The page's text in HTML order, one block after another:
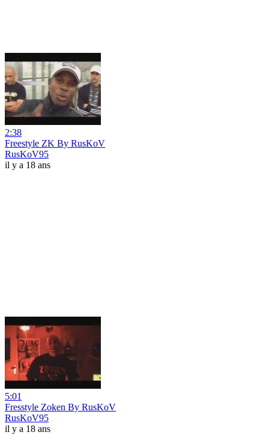
2:38
Freestyle ZK By RusKoV
RusKoV95
il y a 18 ans
5:01
Fresstyle Zoken By RusKoV
RusKoV95
il y a 18 ans